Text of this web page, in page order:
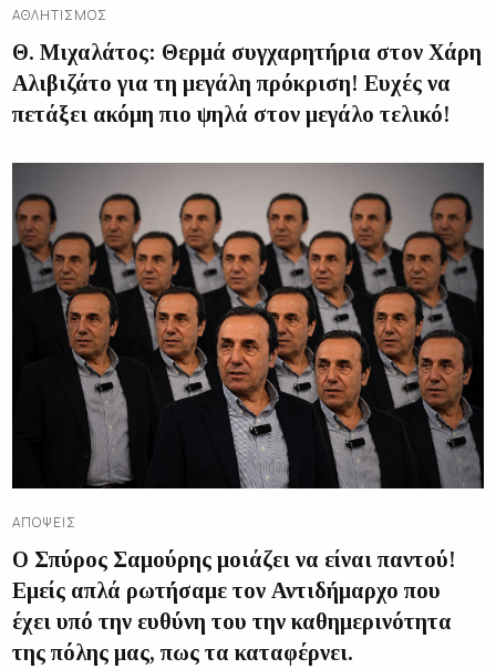
ΑΘΛΗΤΙΣΜΌΣ
Θ. Μιχαλάτος: Θερμά συγχαρητήρια στον Χάρη
Αλιβιζάτο για τη μεγάλη πρόκριση! Ευχές να
πετάξει ακόμη πιο ψηλά στον μεγάλο τελικό!
ΑΠΌΨΕΙΣ
Ο Σπύρος Σαμούρης μοιάζει να είναι παντού!
Εμείς απλά ρωτήσαμε τον Αντιδήμαρχο που
έχει υπό την ευθύνη του την καθημερινότητα
της πόλης μας, πως τα καταφέρνει.